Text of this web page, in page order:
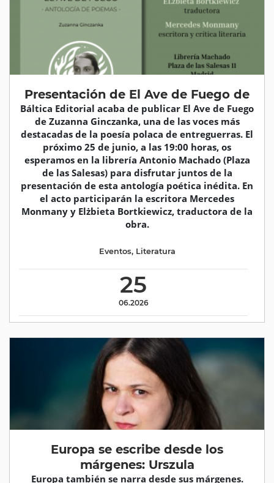
Presentación de El Ave de Fuego de
Báltica Editorial acaba de publicar El Ave de Fuego
de Zuzanna Ginczanka, una de las voces más
destacadas de la poesía polaca de entreguerras. El
próximo 25 de junio, a las 19:00 horas, os
esperamos en la librería Antonio Machado (Plaza
de las Salesas) para disfrutar juntos de la
presentación de esta antología poética inédita. En
el acto participarán la escritora Mercedes
Monmany y Elżbieta Bortkiewicz, traductora de la
obra.
25
06.2026
Eventos, Literatura
Europa se escribe desde los
márgenes: Urszula
Europa también se narra desde sus márgenes.